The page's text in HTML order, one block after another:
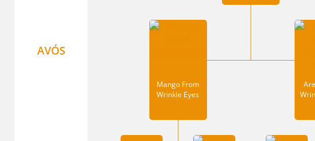
AVÓS
Mango From
Wrinkle Eyes